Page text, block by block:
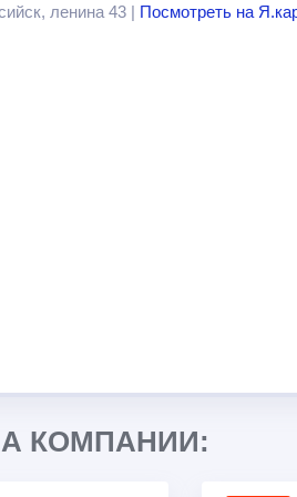
ленина 43 | Посмотреть на
КОМПАНИИ: